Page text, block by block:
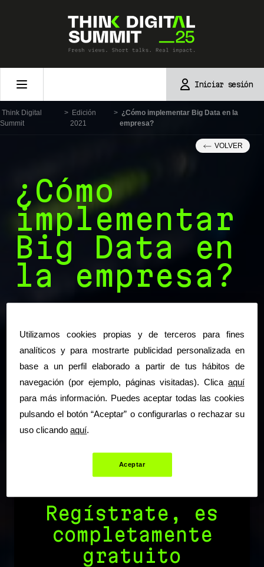
Iniciar sesión
Think Digital
Summit
> Edición
2021
> ¿Cómo implementar Big Data en la
empresa?
VOLVER
¿Cómo
implementar
Big Data en
la empresa?
Carmen Reina
Head of Data Culture
Regístrate, es
completamente
gratuito
Utilizamos cookies propias y de terceros para fines
analíticos y para mostrarte publicidad personalizada en
base a un perfil elaborado a partir de tus hábitos de
navegación (por ejemplo, páginas visitadas). Clica aquí
para más información. Puedes aceptar todas las cookies
pulsando el botón “Aceptar” o configurarlas o rechazar su
uso clicandoaquí.
Aceptar